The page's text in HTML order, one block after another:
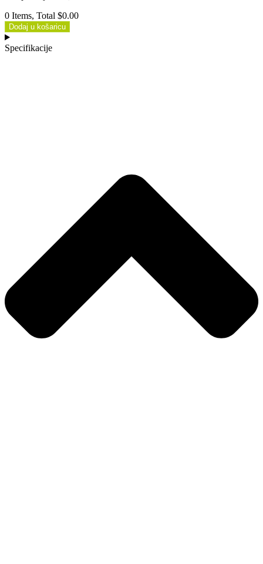
0 Items, Total $0.00
Dodaj u košaricu
Specifikacije